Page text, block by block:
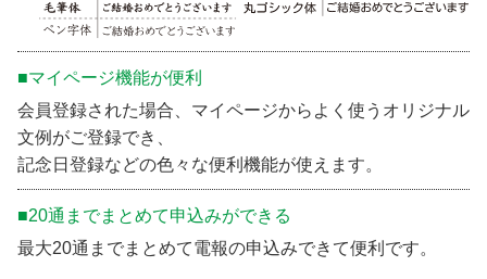
■マイページ機能が便利
会員登録された場合、マイページからよく使うオリジナル
文例がご登録でき、
記念日登録などの色々な便利機能が使えます。
■20通までまとめて申込みができる
最大20通までまとめて電報の申込みできて便利です。